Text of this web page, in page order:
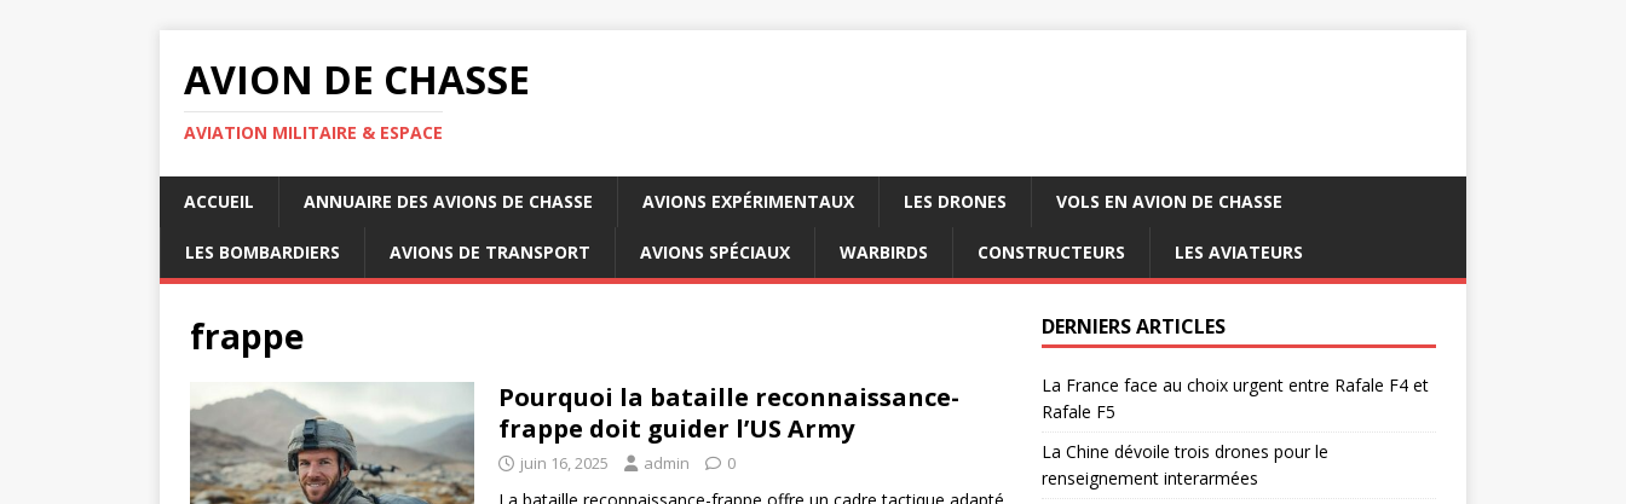
AVION DE CHASSE
AVIATION MILITAIRE & ESPACE
ACCUEIL ANNUAIRE DES AVIONS DE CHASSE AVIONS EXPÉRIMENTAUX LES DRONES VOLS EN AVION DE CHASSE
LES BOMBARDIERS AVIONS DE TRANSPORT AVIONS SPÉCIAUX WARBIRDS CONSTRUCTEURS LES AVIATEURS
frappe
Pourquoi la bataille reconnaissance-
frappe doit guider l’US Army
juin 16, 2025 admin 0
DERNIERS ARTICLES
La France face au choix urgent entre Rafale F4 et
Rafale F5
La Chine dévoile trois drones pour le
renseignement interarmées